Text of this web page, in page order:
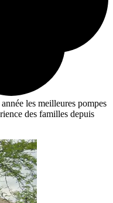
les meilleures pompes
des familles depuis